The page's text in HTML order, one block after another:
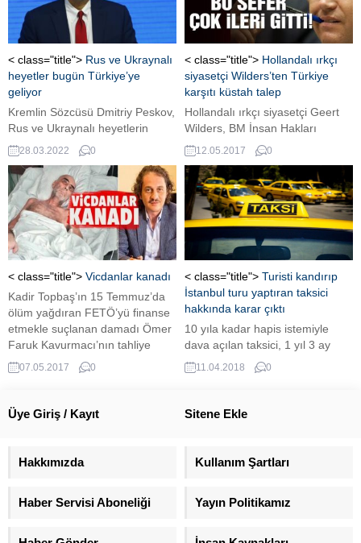
kalmasını sağladık.” dedi.
Fransa Cumhurbaşkanı
Emmanuel Macron, BFMTV ve
Mediapart tarafından canlı
olarak yayınlanan özel
programda, gazetecilerin
sorularını yanıtladı. Emmanuel
Macron, “( Suriye’de) Askeri
planda operasyonu başarıyla
tamamladık ve kimyasal...
kurulduğu bildirildi. Astana
anlaşmaları uyarınca Türkiye üç
gözlem noktası daha kurarak,
gözlem noktası sayısını 12’ye
tamamlayacak. Geriye...
< class="title"> Rus ve Ukraynalı
heyetler bugün Türkiye’ye
geliyor
Kremlin Sözcüsü Dmitriy Peskov,
Rus ve Ukraynalı heyetlerin
bugün Türkiye’ye geleceklerini
belirterek, “Yüz yüze
görüşmelere başlanmasına
karar verilmesi bile başlı başına
önemlidir” dedi. ...
28.03.2022 0
< class="title"> Hollandalı ırkçı
siyasetçi Wilders’ten Türkiye
karşıtı küstah talep
Hollandalı ırkçı siyasetçi Geert
Wilders, BM İnsan Hakları
Konseyi'ndeki Türk temsilcinin
eleştirilerine karşı küstahça
öneride bulundu.
12.05.2017 0
< class="title"> Vicdanlar kanadı
Kadir Topbaş’ın 15 Temmuz’da
ölüm yağdıran FETÖ’yü finanse
etmekle suçlanan damadı Ömer
Faruk Kavurmacı’nın tahliye
gerekçesi ortaya çıktı.
07.05.2017 0
< class="title"> Turisti kandırıp
İstanbul turu yaptıran taksici
hakkında karar çıktı
10 yıla kadar hapis istemiyle
dava açılan taksici, 1 yıl 3 ay
hapis cezasına çarptırıldı.
Mahkeme sanığın aldığı cezayı
Arabistanlı müşteriyi, yolları
Gökçen Havalimanı’na
dava açılan taksici, 1 yıl 3 ay...
11.04.2018 0
Üye Giriş / Kayıt Sitene Ekle
Hakkımızda Kullanım Şartları
Haber Servisi Aboneliği Yayın Politikamız